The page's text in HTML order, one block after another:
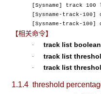
[Sysname] track
[Sysname-track-100]
[Sysname-track-
【相关命令】
· track list boolean
· track list
· track list
1.1.4 threshold